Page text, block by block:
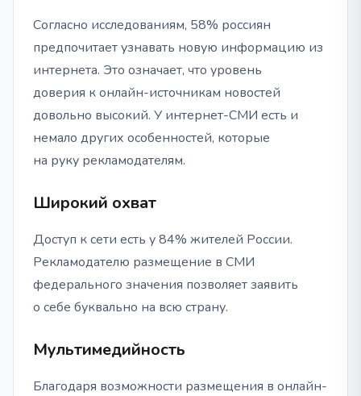
Согласно исследованиям, 58% россиян
предпочитает узнавать новую информацию из
интернета. Это означает, что уровень
доверия к онлайн-источникам новостей
довольно высокий. У интернет-СМИ есть и
немало других особенностей, которые
на руку рекламодателям.
Широкий охват
Доступ к сети есть у 84% жителей России.
Рекламодателю размещение в СМИ
федерального значения позволяет заявить
о себе буквально на всю страну.
Мультимедийность
Благодаря возможности размещения в онлайн-